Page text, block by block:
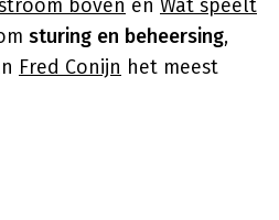
boven en Wat speelt
sturing en beheersing,
Fred Conijn het meest